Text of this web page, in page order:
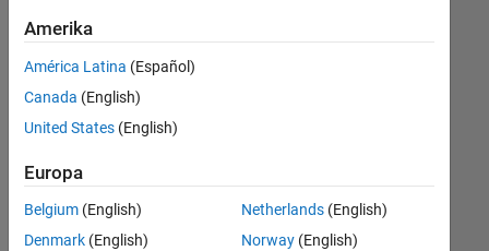
Büro- und Verwaltungsdienste
Derzeit
es
keine
offenen
Stellen,
Ihren
Suchkriterien
entsprechen.
Amerika
América Latina (Español)
Canada (English)
United States (English)
Europa
Belgium (English)
Denmark (English)
Netherlands(English)
Norway(English)